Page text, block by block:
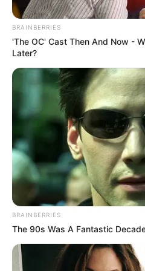
BRAINBERRIES
'The OC' Cast Then And Now -
Later?
BRAINBERRIES
The 90s Was A Fantastic